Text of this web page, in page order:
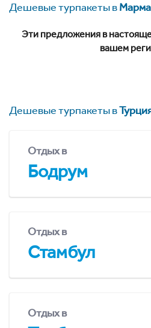
Дешевые турпакеты в
Эти предложения в
вашем
Дешевые турпакеты в
Отдых в
Бодрум
Отдых в
Стамбул
Отдых в